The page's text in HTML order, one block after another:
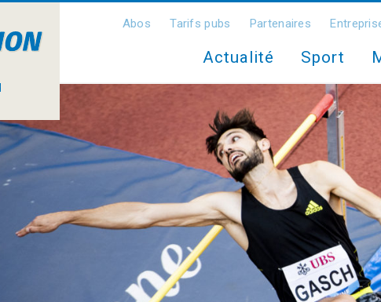
Abos Tarifs pubs Partenaires
Actualité Sport